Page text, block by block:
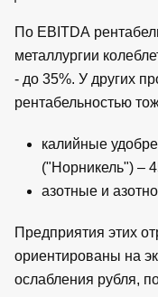
По EBITDA
металлургии
- до 35%. У других
рентабельностью
калийные
("Норникель") –
азотные и
Предприятия этих
ориентированы на
ослабления рубля,